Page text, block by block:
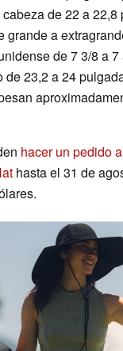
de 22 a 22,8
grande a
de 7 3/8 a
de 23,2 a 24
hacer un pedido
hasta el 31 de